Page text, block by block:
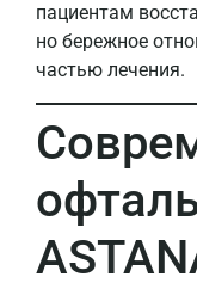
пациентам
но бережное
частью лечения.